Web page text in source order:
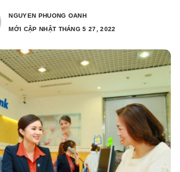
NGUYEN PHUONG OANH
MỚI CẬP NHẬT THÁNG 5 27, 2022